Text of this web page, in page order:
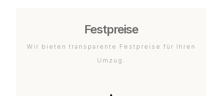
Festpreise
Wir bieten transparente Festpreise für Ihren
Umzug.